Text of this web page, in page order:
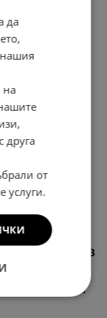
с цип, вътре в
разполовява
да
на
друга
от
услуги.